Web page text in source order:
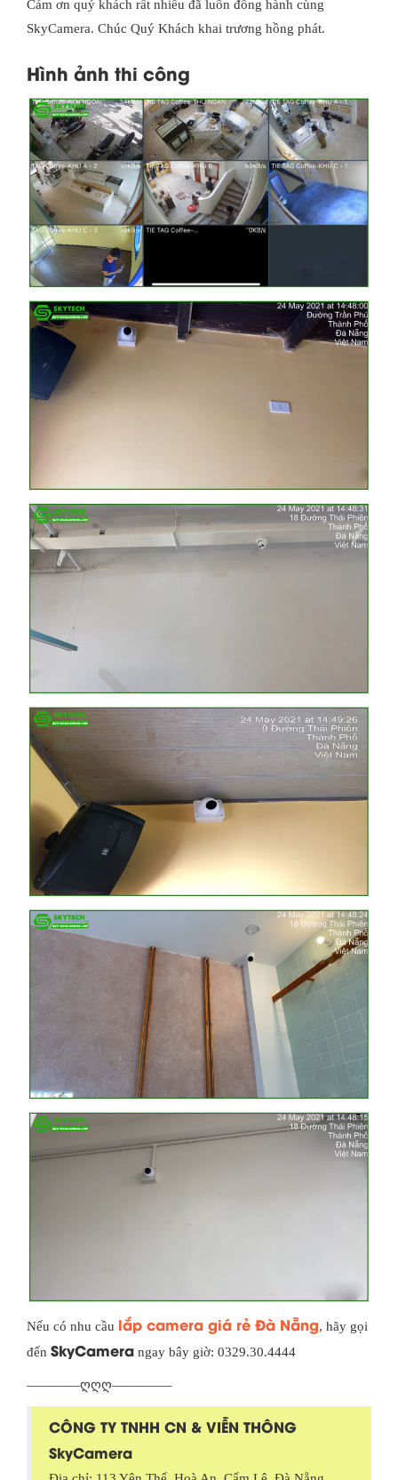
Cảm ơn quý khách rất nhiều đã luôn đồng hành cùng
SkyCamera. Chúc Quý Khách khai trương hồng phát.
Hình ảnh thi công
Nếu có nhu cầu lắp camera giá rẻ Đà Nẵng, hãy gọi
đến SkyCamera ngay bây giờ: 0329.30.4444
————ღღღ————–
CÔNG TY TNHH CN & VIỄN THÔNG
SkyCamera